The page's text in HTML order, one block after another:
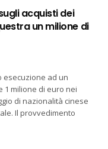
acquisti dei
un milione di
esecuzione ad un
milione di euro nei
di nazionalità cinese
Il provvedimento